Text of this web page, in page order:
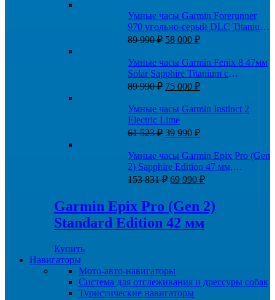
Умные часы Garmin Forerunner
970 угольно-серый DLC Titanium
с черным корпусом и черным/
89 990₽ Первоначальная
составляла
89
990 ₽.
58 000 ₽Текущая
58
000 ₽.
Умные часы Garmin Fenix 8 47мм
Solar Sapphire Titanium с
ремешком AMP Yellow/Graphite
89 990₽ Первоначальная
составляла
89
990 ₽.
75 000 ₽Текущая
75
Умные часы Garmin Instinct 2
Electric Lime
61 523₽ Первоначальная
составляла
61
523 ₽.
39 990 ₽Текущая
39
990 ₽.
Умные часы Garmin Epix Pro (Gen
2) Sapphire Edition 47 мм,
титановый, угольно-серый DLC,
153 831₽ Первоначальная
составляла
153
831 ₽.
69 990 ₽Текущая
69
990 ₽.
Garmin Epix Pro (Gen 2)
Standard Edition 42 мм
Купить
Навигаторы
Мото-авто-навигаторы
Система для отслеживания и дрессуры собак
Туристические навигаторы